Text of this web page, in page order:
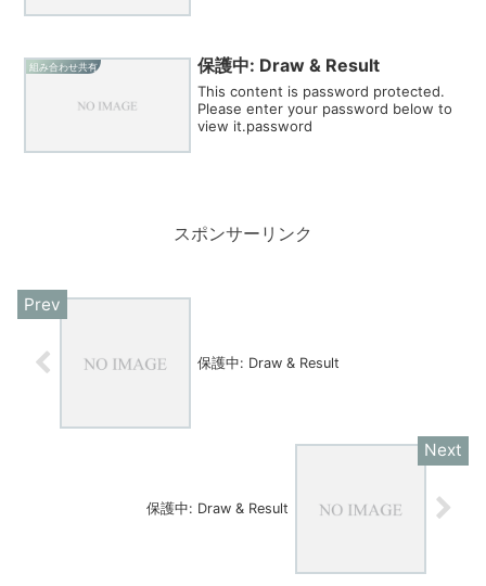
組み合わせ共有 保護中: Draw & Result
This content is password protected.
Please enter your password below to
view it.password
スポンサーリンク
保護中: Draw & Result
保護中: Draw & Result